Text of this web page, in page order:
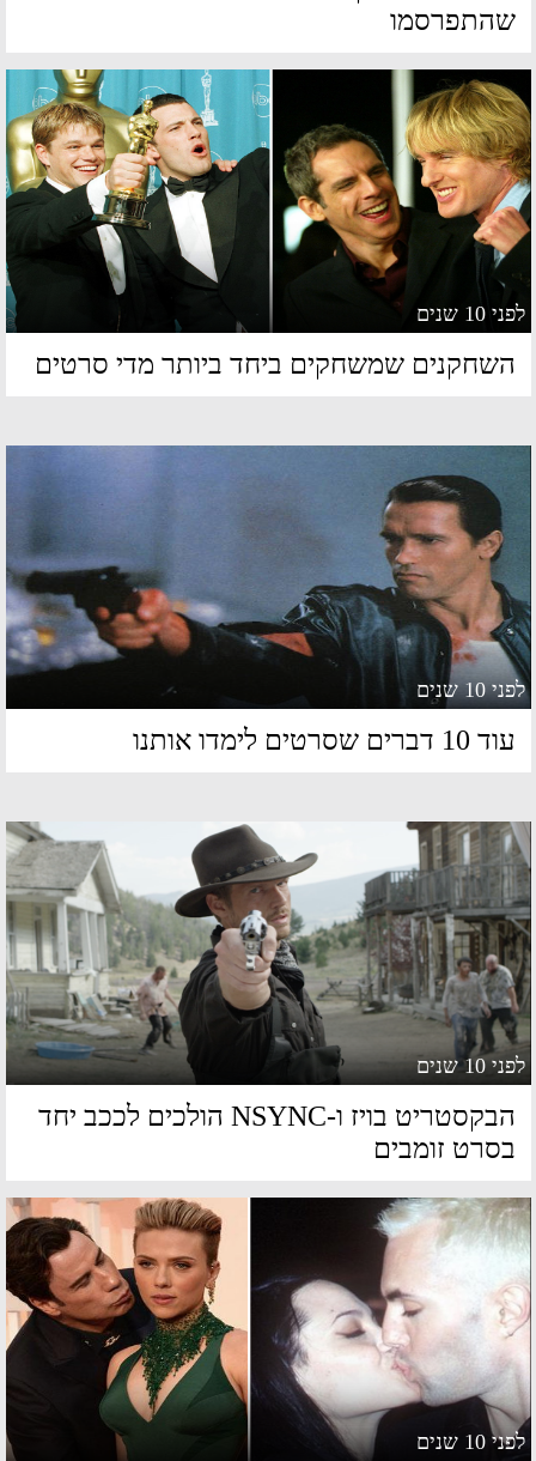
שנים
שמשחקים ביחד ביותר מדי סרטים
שנים
דברים שסרטים לימדו אותנו
שנים
הבקסטריט בויז ו-NSYNC הולכים לככב יחד
זומבים
שנים